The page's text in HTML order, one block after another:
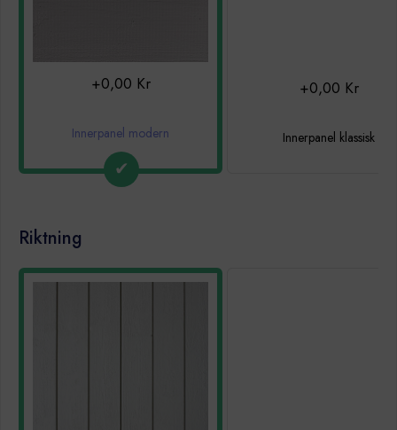
Innerpanel modern
+0,00 Kr
Innerpanel klassisk
+0,00 Kr
Riktning